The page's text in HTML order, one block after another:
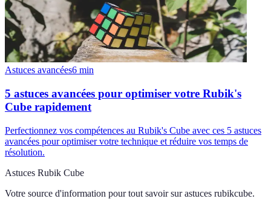
Astuces avancées6 min
5 astuces avancées pour optimiser votre Rubik's
Cube rapidement
Perfectionnez vos compétences au Rubik's Cube avec ces 5 astuces
avancées pour optimiser votre technique et réduire vos temps de
résolution.
Astuces Rubik Cube
Votre source d'information pour tout savoir sur astuces rubikcube.